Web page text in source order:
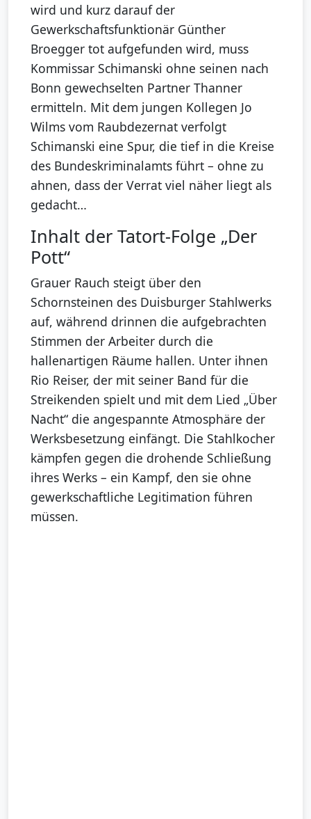
wird und kurz darauf der
Gewerkschaftsfunktionär Günther
Broegger tot aufgefunden wird, muss
Kommissar Schimanski ohne seinen nach
Bonn gewechselten Partner Thanner
ermitteln. Mit dem jungen Kollegen Jo
Wilms vom Raubdezernat verfolgt
Schimanski eine Spur, die tief in die Kreise
des Bundeskriminalamts führt – ohne zu
ahnen, dass der Verrat viel näher liegt als
gedacht…
Inhalt der Tatort-Folge „Der
Pott“
Grauer Rauch steigt über den
Schornsteinen des Duisburger Stahlwerks
auf, während drinnen die aufgebrachten
Stimmen der Arbeiter durch die
hallenartigen Räume hallen. Unter ihnen
Rio Reiser, der mit seiner Band für die
Streikenden spielt und mit dem Lied „Über
Nacht“ die angespannte Atmosphäre der
Werksbesetzung einfängt. Die Stahlkocher
kämpfen gegen die drohende Schließung
ihres Werks – ein Kampf, den sie ohne
gewerkschaftliche Legitimation führen
müssen.